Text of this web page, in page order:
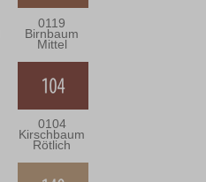
0119
Birnbaum
Mittel
0104
Kirschbaum
Rötlich